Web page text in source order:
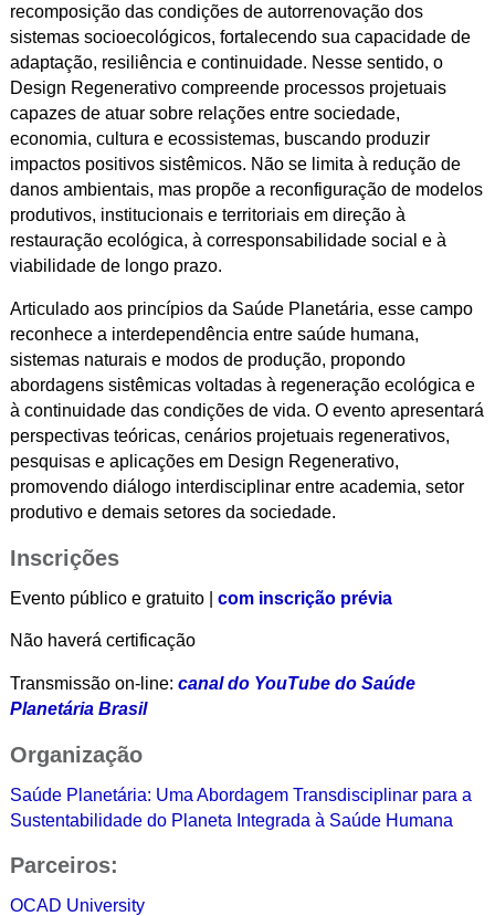
recomposição das condições de autorrenovação dos
sistemas socioecológicos, fortalecendo sua capacidade de
adaptação, resiliência e continuidade. Nesse sentido, o
Design Regenerativo compreende processos projetuais
capazes de atuar sobre relações entre sociedade,
economia, cultura e ecossistemas, buscando produzir
impactos positivos sistêmicos. Não se limita à redução de
danos ambientais, mas propõe a reconfiguração de modelos
produtivos, institucionais e territoriais em direção à
restauração ecológica, à corresponsabilidade social e à
viabilidade de longo prazo.
Articulado aos princípios da Saúde Planetária, esse campo
reconhece a interdependência entre saúde humana,
sistemas naturais e modos de produção, propondo
abordagens sistêmicas voltadas à regeneração ecológica e
à continuidade das condições de vida. O evento apresentará
perspectivas teóricas, cenários projetuais regenerativos,
pesquisas e aplicações em Design Regenerativo,
promovendo diálogo interdisciplinar entre academia, setor
produtivo e demais setores da sociedade.
Inscrições
Evento público e gratuito | com inscrição prévia
Não haverá certificação
Transmissão on-line: canal do YouTube do Saúde
Planetária Brasil
Organização
Saúde Planetária: Uma Abordagem Transdisciplinar para a
Sustentabilidade do Planeta Integrada à Saúde Humana
Parceiros:
OCAD University